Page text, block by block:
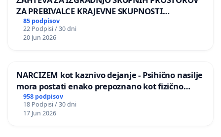
ZA PREBIVALCE KRAJEVNE SKUPNOSTI
PRESTRANEK
85 podpisov
22 Podpisi / 30 dni
20 Jun 2026
NARCIZEM kot kaznivo dejanje - Psihično nasilje
mora postati enako prepoznano kot fizično
nasilje
958 podpisov
18 Podpisi / 30 dni
17 Jun 2026